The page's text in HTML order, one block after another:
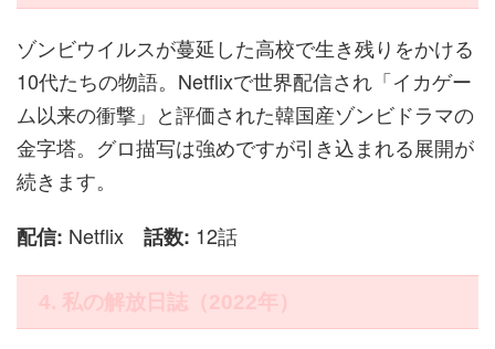
ゾンビウイルスが蔓延した高校で生き残りをかける
10代たちの物語。Netflixで世界配信され「イカゲー
ム以来の衝撃」と評価された韓国産ゾンビドラマの
金字塔。グロ描写は強めですが引き込まれる展開が
続きます。
配信: Netflix 話数: 12話
4. 私の解放日誌（2022年）